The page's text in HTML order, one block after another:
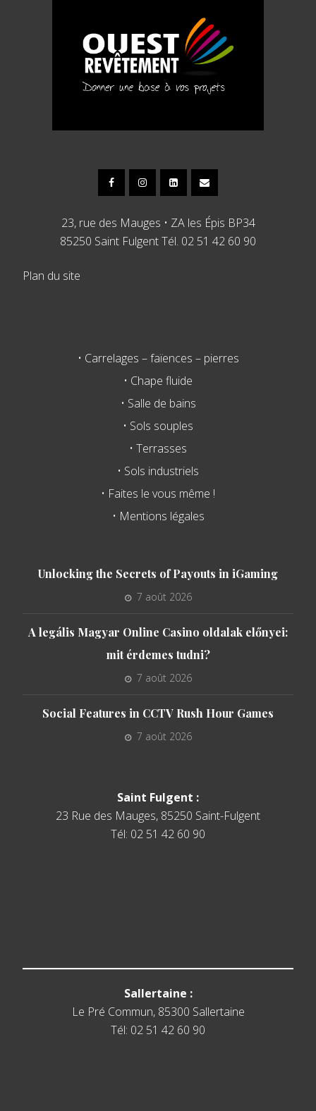
23, rue des Mauges • ZA les Épis BP34
85250 Saint Fulgent Tél. 02 51 42 60 90
Plan du site
• Carrelages – faïences – pierres
• Chape fluide
• Salle de bains
• Sols souples
• Terrasses
• Sols industriels
• Faites le vous même !
• Mentions légales
Unlocking the Secrets of Payouts in iGaming
7 août 2026
A legális Magyar Online Casino oldalak előnyei:
mit érdemes tudni?
7 août 2026
Social Features in CCTV Rush Hour Games
7 août 2026
Saint Fulgent :
23 Rue des Mauges, 85250 Saint-Fulgent
Tél: 02 51 42 60 90
Sallertaine :
Le Pré Commun, 85300 Sallertaine
Tél: 02 51 42 60 90